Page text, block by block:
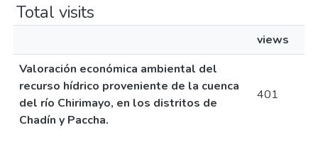
Total visits
views
Valoración económica ambiental del
recurso hídrico proveniente de la cuenca
del río Chirimayo, en los distritos de
Chadín y Paccha.
401